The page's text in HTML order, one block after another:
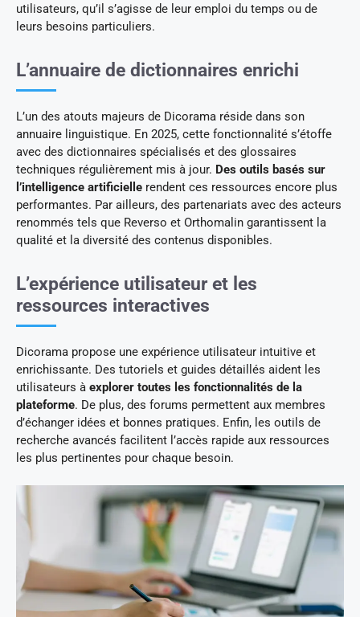
utilisateurs, qu’il s’agisse de leur emploi du temps ou de
leurs besoins particuliers.
L’annuaire de dictionnaires enrichi
L’un des atouts majeurs de Dicorama réside dans son
annuaire linguistique. En 2025, cette fonctionnalité s’étoffe
avec des dictionnaires spécialisés et des glossaires
techniques régulièrement mis à jour. Des outils basés sur
l’intelligence artificielle rendent ces ressources encore plus
performantes. Par ailleurs, des partenariats avec des acteurs
renommés tels que Reverso et Orthomalin garantissent la
qualité et la diversité des contenus disponibles.
L’expérience utilisateur et les
ressources interactives
Dicorama propose une expérience utilisateur intuitive et
enrichissante. Des tutoriels et guides détaillés aident les
utilisateurs à explorer toutes les fonctionnalités de la
plateforme. De plus, des forums permettent aux membres
d’échanger idées et bonnes pratiques. Enfin, les outils de
recherche avancés facilitent l’accès rapide aux ressources
les plus pertinentes pour chaque besoin.